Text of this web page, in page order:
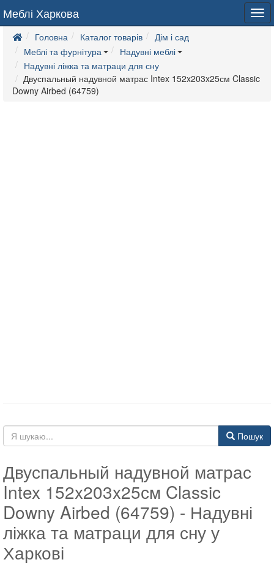
Меблі Харкова
Головна Каталог товарів
Дім і сад
Меблі та фурнітура
Надувні меблі
Надувні ліжка та матраци для сну
Двуспальный надувной матрас Intex 152x203x25см Classic
Downy Airbed (64759)
Пошук
Двуспальный надувной матрас
Intex 152x203x25см Classic
Downy Airbed (64759) - Надувні
ліжка та матраци для сну у
Харкові